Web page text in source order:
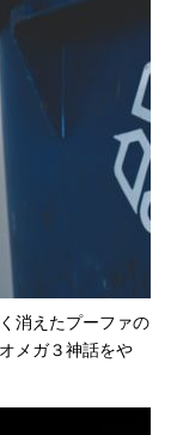
く消えたプーファの
メガ３神話をや